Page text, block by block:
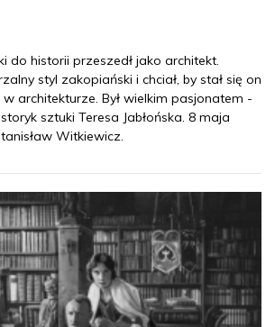
do historii przeszedł jako architekt.
styl zakopiański i chciał, by stał się on
architekturze. Był wielkim pasjonatem -
sztuki Teresa Jabłońska. 8 maja
Witkiewicz.